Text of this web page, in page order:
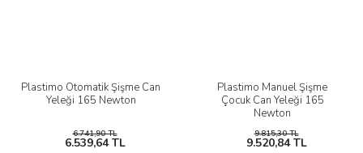
Plastimo Otomatik Şişme Can
Yeleği 165 Newton
6.741,90 TL
6.539,64 TL
Plastimo Manuel Şişme
Çocuk Can Yeleği 165
Newton
9.815,30 TL
9.520,84 TL